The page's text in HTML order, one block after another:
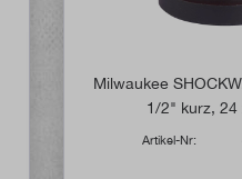
Milwaukee
1/2" kurz, 24
Artikel-Nr: